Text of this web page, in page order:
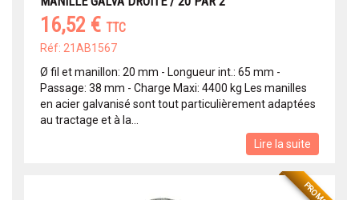
16,52 € TTC
Réf: 21AB1567
Ø fil et manillon: 20 mm - Longueur int.: 65 mm -
Passage: 38 mm - Charge Maxi: 4400 kg Les manilles
en acier galvanisé sont tout particulièrement adaptées
au tractage et à la...
Lire la suite
PROMO